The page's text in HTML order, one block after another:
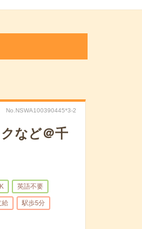
No.NSWA100390445*3-2
など＠千
英語不要
給 駅歩5分